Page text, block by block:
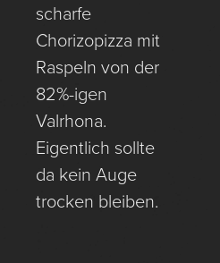
scharfe
Chorizopizza mit
Raspeln von der
82%-igen
Valrhona.
Eigentlich sollte
da kein Auge
trocken bleiben.